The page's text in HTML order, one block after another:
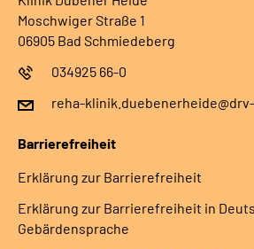
Moschwiger Straße 1
06905 Bad Schmiedeberg
034925 66-0
reha-
Barrierefreiheit
Erklärung zur Barrierefreiheit
Erklärung zur Barrierefreiheit in
Gebärdensprache